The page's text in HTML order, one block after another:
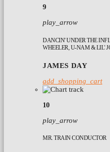
9
play_arrow
DANCIN' UNDER THE
WHEELER, U-NAM & LIL'
JAMES DAY
add_shopping_cart
10
play_arrow
MR. TRAIN CONDUCTOR